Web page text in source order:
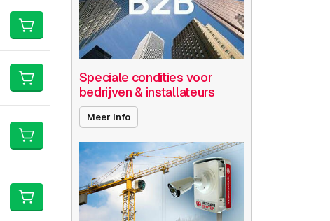
Speciale condities voor
bedrijven & installateurs
Meer info